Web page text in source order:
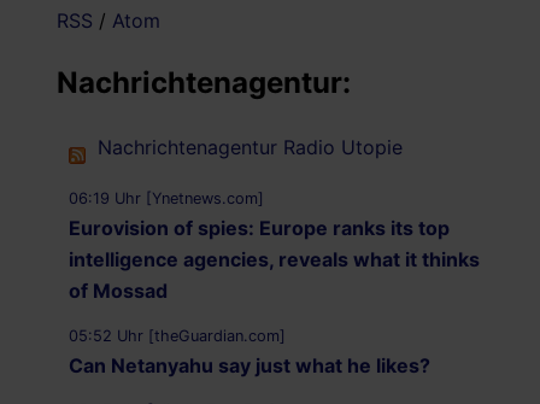
RSS / Atom
Nachrichtenagentur:
Nachrichtenagentur Radio Utopie
06:19 Uhr [Ynetnews.com]
Eurovision of spies: Europe ranks its top
intelligence agencies, reveals what it thinks
of Mossad
05:52 Uhr [theGuardian.com]
Can Netanyahu say just what he likes?